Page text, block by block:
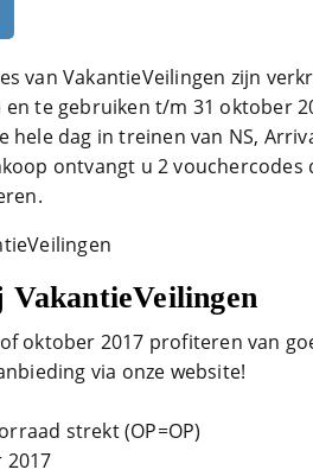
van VakantieVeilingen zijn
te gebruiken t/m 31 oktober
hele dag in treinen van NS,
ontvangt u 2 vouchercodes
oktober 2017 profiteren van
via onze website!
strekt (OP=OP)
2017